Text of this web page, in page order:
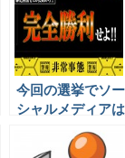
今回の選挙でソー
シャルメディアは
どのように使われ
ているのか